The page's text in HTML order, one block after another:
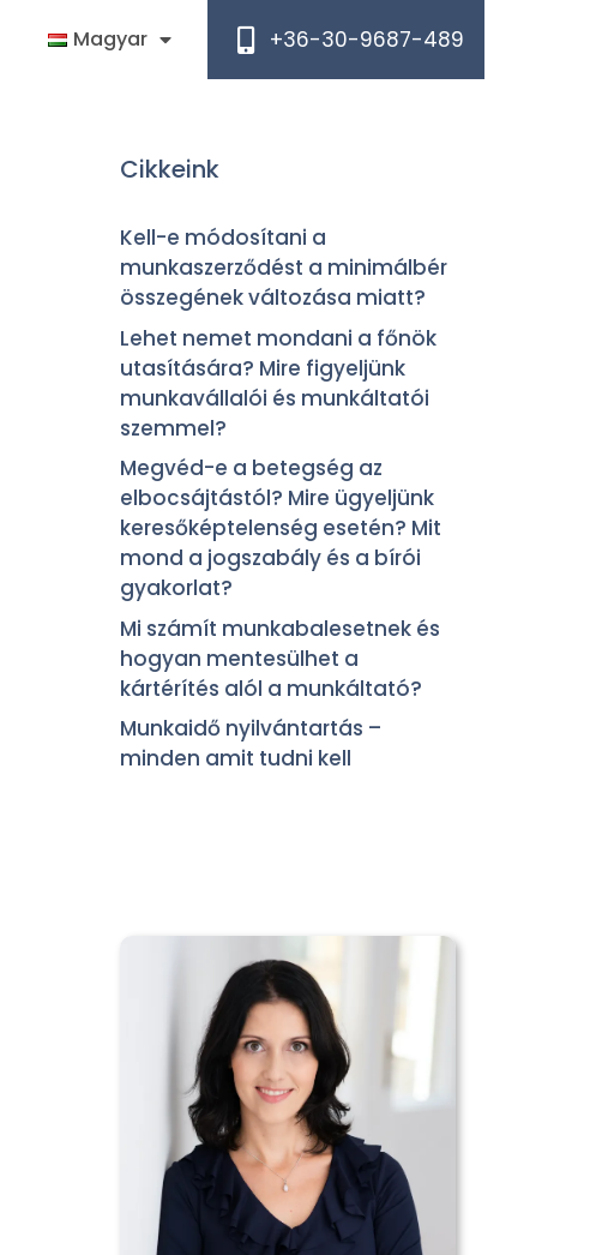
Magyar +36-30-9687-489
Cikkeink
Kell-e módosítani a
munkaszerződést a minimálbér
összegének változása miatt?
Lehet nemet mondani a főnök
utasítására? Mire figyeljünk
munkavállalói és munkáltatói
szemmel?
Megvéd-e a betegség az
elbocsájtástól? Mire ügyeljünk
keresőképtelenség esetén? Mit
mond a jogszabály és a bírói
gyakorlat?
Mi számít munkabalesetnek és
hogyan mentesülhet a
kártérítés alól a munkáltató?
Munkaidő nyilvántartás –
minden amit tudni kell